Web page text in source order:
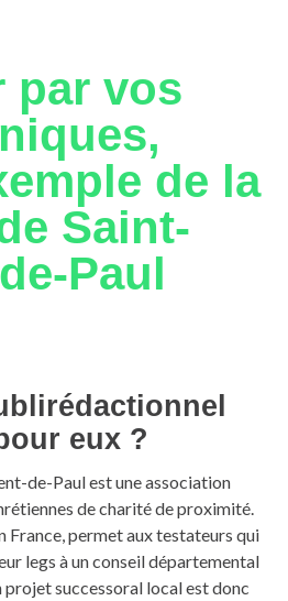
par vos
de la
Saint-
Paul
eux ?
de-Paul est une association
de charité de proximité.
France, permet aux testateurs qui
legs à un conseil départemental
projet successoral local est donc